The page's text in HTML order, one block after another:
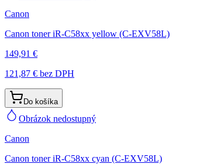
Canon
Canon toner iR-C58xx yellow (C-EXV58L)
149,91 €
121,87 € bez DPH
Do košíka
Obrázok nedostupný
Canon
Canon toner iR-C58xx cyan (C-EXV58L)